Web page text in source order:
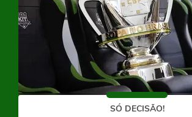
SÓ DECISÃO!